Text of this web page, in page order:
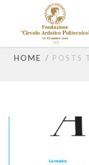
evento
HOME POSTS